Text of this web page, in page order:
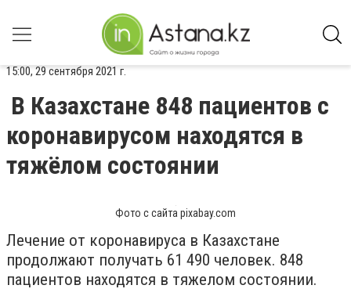
15:00, 29 сентября 2021 г.
В Казахстане 848 пациентов с
коронавирусом находятся в
тяжёлом состоянии
Фото с сайта pixabay.com
Лечение от коронавируса в Казахстане
продолжают получать 61 490 человек. 848
пациентов находятся в тяжелом состоянии.